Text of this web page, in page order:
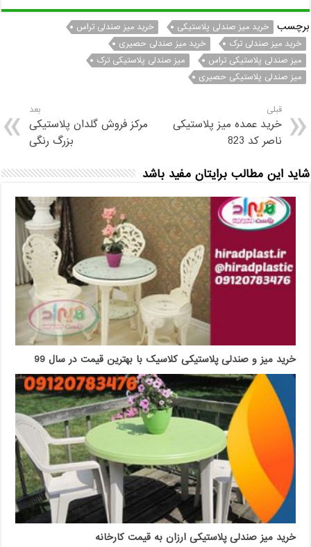
برچسب خرید میز صندلی پلاستیکی
خرید میز صندلی تراس
خرید میز صندلی ترک
خرید میز صندلی حصیری
میز صندلی پلاستیکی تراس
میز صندلی پلاستیکی ترک
میز صندلی پلاستیکی حصیری
قبلی
خرید عمده میز پلاستیکی
ناصر کد 823
بعد
مرکز فروش گلدان پلاستیکی
بزرگ رنگی
شاید این مطالب برایتان مفید باشد
خرید میز و صندلی پلاستیکی کلاسیک با بهترین قیمت در سال 99
خرید میز صندلی پلاستیکی ارزان به قیمت کارخانه